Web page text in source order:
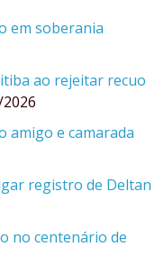
em soberania
ao rejeitar recuo
amigo e camarada
registro de Deltan
no centenário de